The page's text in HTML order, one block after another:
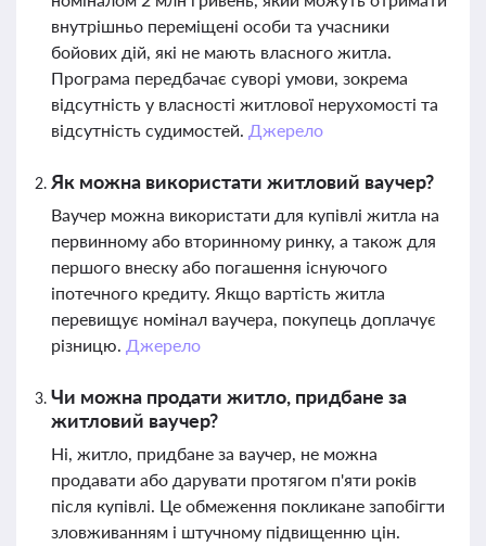
внутрішньо переміщені особи та учасники
бойових дій, які не мають власного житла.
Програма передбачає суворі умови, зокрема
відсутність у власності житлової нерухомості та
відсутність судимостей. Джерело
Як можна використати житловий ваучер?
Ваучер можна використати для купівлі житла на
первинному або вторинному ринку, а також для
першого внеску або погашення існуючого
іпотечного кредиту. Якщо вартість житла
перевищує номінал ваучера, покупець доплачує
різницю. Джерело
Чи можна продати житло, придбане за
житловий ваучер?
Ні, житло, придбане за ваучер, не можна
продавати або дарувати протягом п'яти років
після купівлі. Це обмеження покликане запобігти
зловживанням і штучному підвищенню цін.